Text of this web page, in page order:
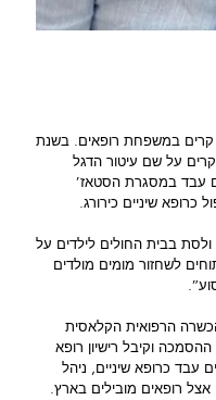
קרים במשפחת רופאים. בשנת
קרים על שם עיטור הדגל
עבד במסגרת הסטאז’
כרופא שיניים כירורג.
ככירורג פה ולסת בבית החולים לילדים על
לשחזור מומים מולדים
ההכשרה הרפואית הקלאסית
וקיבל רישיון רופא
מטעם מדינת ישראל. במשך 7 שנים עבד כרופא שיניים, ניהל
רופאים מובילים בארץ.